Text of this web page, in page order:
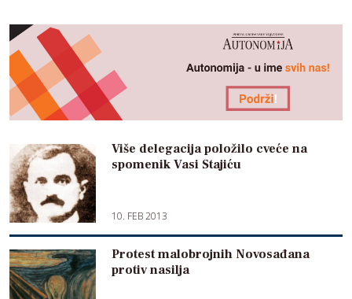
Više delegacija položilo cveće na
spomenik Vasi Stajiću
10. FEB 2013
Protest malobrojnih Novosađana
protiv nasilja